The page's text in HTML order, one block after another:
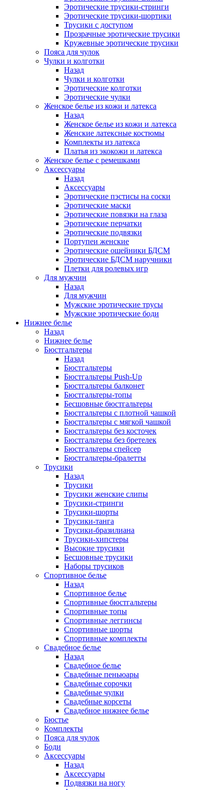
Эротические трусики-стринги
Эротические трусики-шортики
Трусики с доступом
Прозрачные эротические трусики
Кружевные эротические трусики
Пояса для чулок
Чулки и колготки
Назад
Чулки и колготки
Эротические колготки
Эротические чулки
Женское белье из кожи и латекса
Назад
Женское белье из кожи и латекса
Женские латексные костюмы
Комплекты из латекса
Платья из экокожи и латекса
Женское белье с ремешками
Аксессуары
Назад
Аксессуары
Эротические пэстисы на соски
Эротические маски
Эротические повязки на глаза
Эротические перчатки
Эротические подвязки
Портупеи женские
Эротические ошейники БДСМ
Эротические БДСМ наручники
Плетки для ролевых игр
Для мужчин
Назад
Для мужчин
Мужские эротические трусы
Мужские эротические боди
Нижнее белье
Назад
Нижнее белье
Бюстгальтеры
Назад
Бюстгальтеры
Бюстгальтеры Push-Up
Бюстгальтеры балконет
Бюстгальтеры-топы
Бесшовные бюстгальтеры
Бюстгальтеры с плотной чашкой
Бюстгальтеры с мягкой чашкой
Бюстгальтеры без косточек
Бюстгальтеры без бретелек
Бюстгальтеры спейсер
Бюстгальтеры-бралетты
Трусики
Назад
Трусики
Трусики женские слипы
Трусики-стринги
Трусики-шорты
Трусики-танга
Трусики-бразилиана
Трусики-хипстеры
Высокие трусики
Бесшовные трусики
Наборы трусиков
Спортивное белье
Назад
Спортивное белье
Спортивные бюстгальтеры
Спортивные топы
Спортивные леггинсы
Спортивные шорты
Спортивные комплекты
Свадебное белье
Назад
Свадебное белье
Свадебные пеньюары
Свадебные сорочки
Свадебные чулки
Свадебные корсеты
Свадебное нижнее белье
Бюстье
Комплекты
Пояса для чулок
Боди
Аксессуары
Назад
Аксессуары
Подвязки на ногу